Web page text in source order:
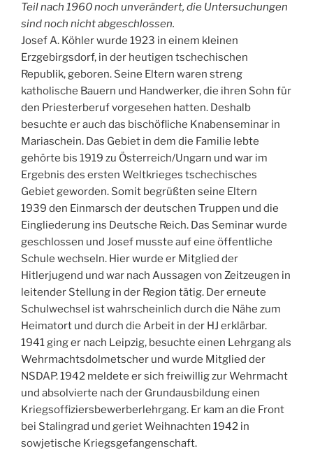
Teil nach 1960 noch unverändert, die Untersuchungen
sind noch nicht abgeschlossen.
Josef A. Köhler wurde 1923 in einem kleinen
Erzgebirgsdorf, in der heutigen tschechischen
Republik, geboren. Seine Eltern waren streng
katholische Bauern und Handwerker, die ihren Sohn für
den Priesterberuf vorgesehen hatten. Deshalb
besuchte er auch das bischöfliche Knabenseminar in
Mariaschein. Das Gebiet in dem die Familie lebte
gehörte bis 1919 zu Österreich/Ungarn und war im
Ergebnis des ersten Weltkrieges tschechisches
Gebiet geworden. Somit begrüßten seine Eltern
1939 den Einmarsch der deutschen Truppen und die
Eingliederung ins Deutsche Reich. Das Seminar wurde
geschlossen und Josef musste auf eine öffentliche
Schule wechseln. Hier wurde er Mitglied der
Hitlerjugend und war nach Aussagen von Zeitzeugen in
leitender Stellung in der Region tätig. Der erneute
Schulwechsel ist wahrscheinlich durch die Nähe zum
Heimatort und durch die Arbeit in der HJ erklärbar.
1941 ging er nach Leipzig, besuchte einen Lehrgang als
Wehrmachtsdolmetscher und wurde Mitglied der
NSDAP. 1942 meldete er sich freiwillig zur Wehrmacht
und absolvierte nach der Grundausbildung einen
Kriegsoffiziersbewerberlehrgang. Er kam an die Front
bei Stalingrad und geriet Weihnachten 1942 in
sowjetische Kriegsgefangenschaft.